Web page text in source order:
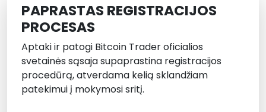
PAPRASTAS REGISTRACIJOS
PROCESAS
Aptaki ir patogi Bitcoin Trader oficialios
svetainės sąsaja supaprastina registracijos
procedūrą, atverdama kelią sklandžiam
patekimui į mokymosi sritį.